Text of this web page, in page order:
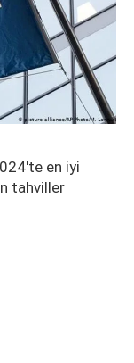
en iyi
tahviller